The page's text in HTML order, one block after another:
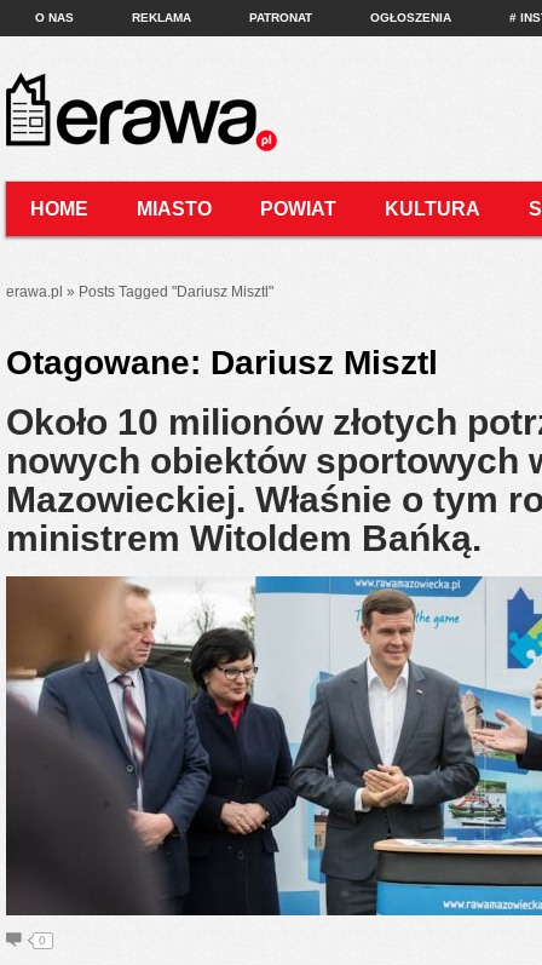
O NAS REKLAMA PATRONAT OGŁOSZENIA #
HOME MIASTO POWIAT KULTURA
erawa.pl » Posts Tagged "Dariusz Misztl"
Otagowane: Dariusz Misztl
Około 10 milionów złotych
nowych obiektów sportowych
Mazowieckiej. Właśnie o tym
ministrem Witoldem Bańką.
0